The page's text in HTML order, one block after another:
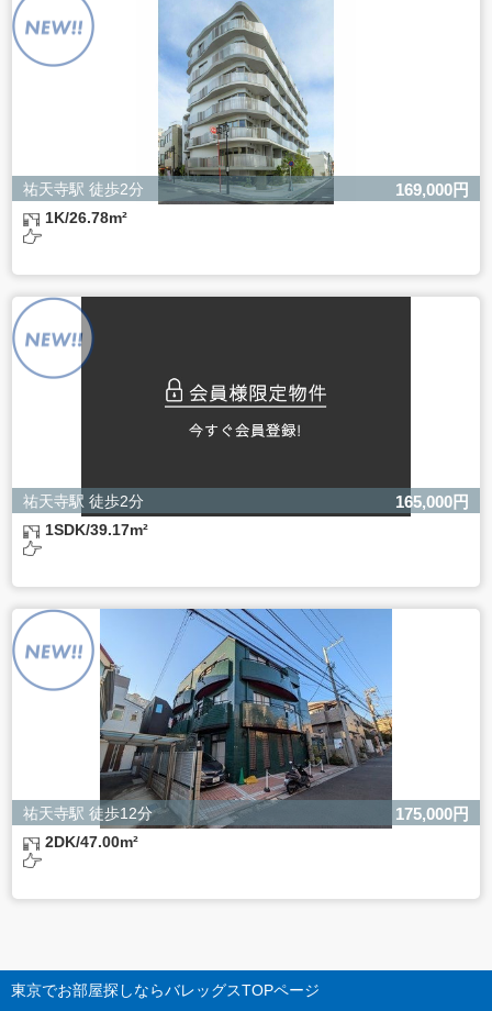
ただし、必要な項目をいただけない場合、適切な対応がで
きない場合があります。
祐天寺駅 徒歩2分 169,000円
1K/26.78m²
祐天寺駅 徒歩2分 165,000円
1SDK/39.17m²
祐天寺駅 徒歩12分 175,000円
2DK/47.00m²
東京でお部屋探しならバレッグスTOPページ